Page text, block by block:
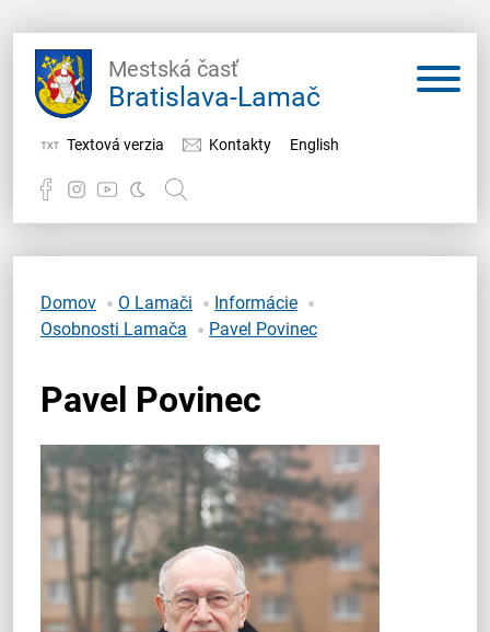
Mestská časť
Bratislava-Lamač
Textová verzia Kontakty English
Samospráva
O Lamači
Domov O Lamači
Informácie
Osobnosti Lamača
Pavel Povinec
Pavel Povinec